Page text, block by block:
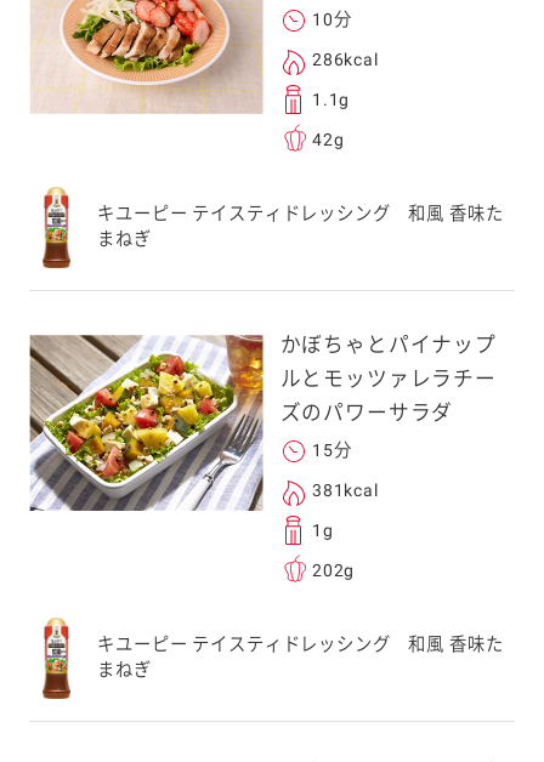
10分
286kcal
1.1g
42g
キユーピー テイスティドレッシング 和風 香味た
まねぎ
かぼちゃとパイナップ
ルとモッツァレラチー
ズのパワーサラダ
15分
381kcal
1g
202g
キユーピー テイスティドレッシング 和風 香味た
まねぎ